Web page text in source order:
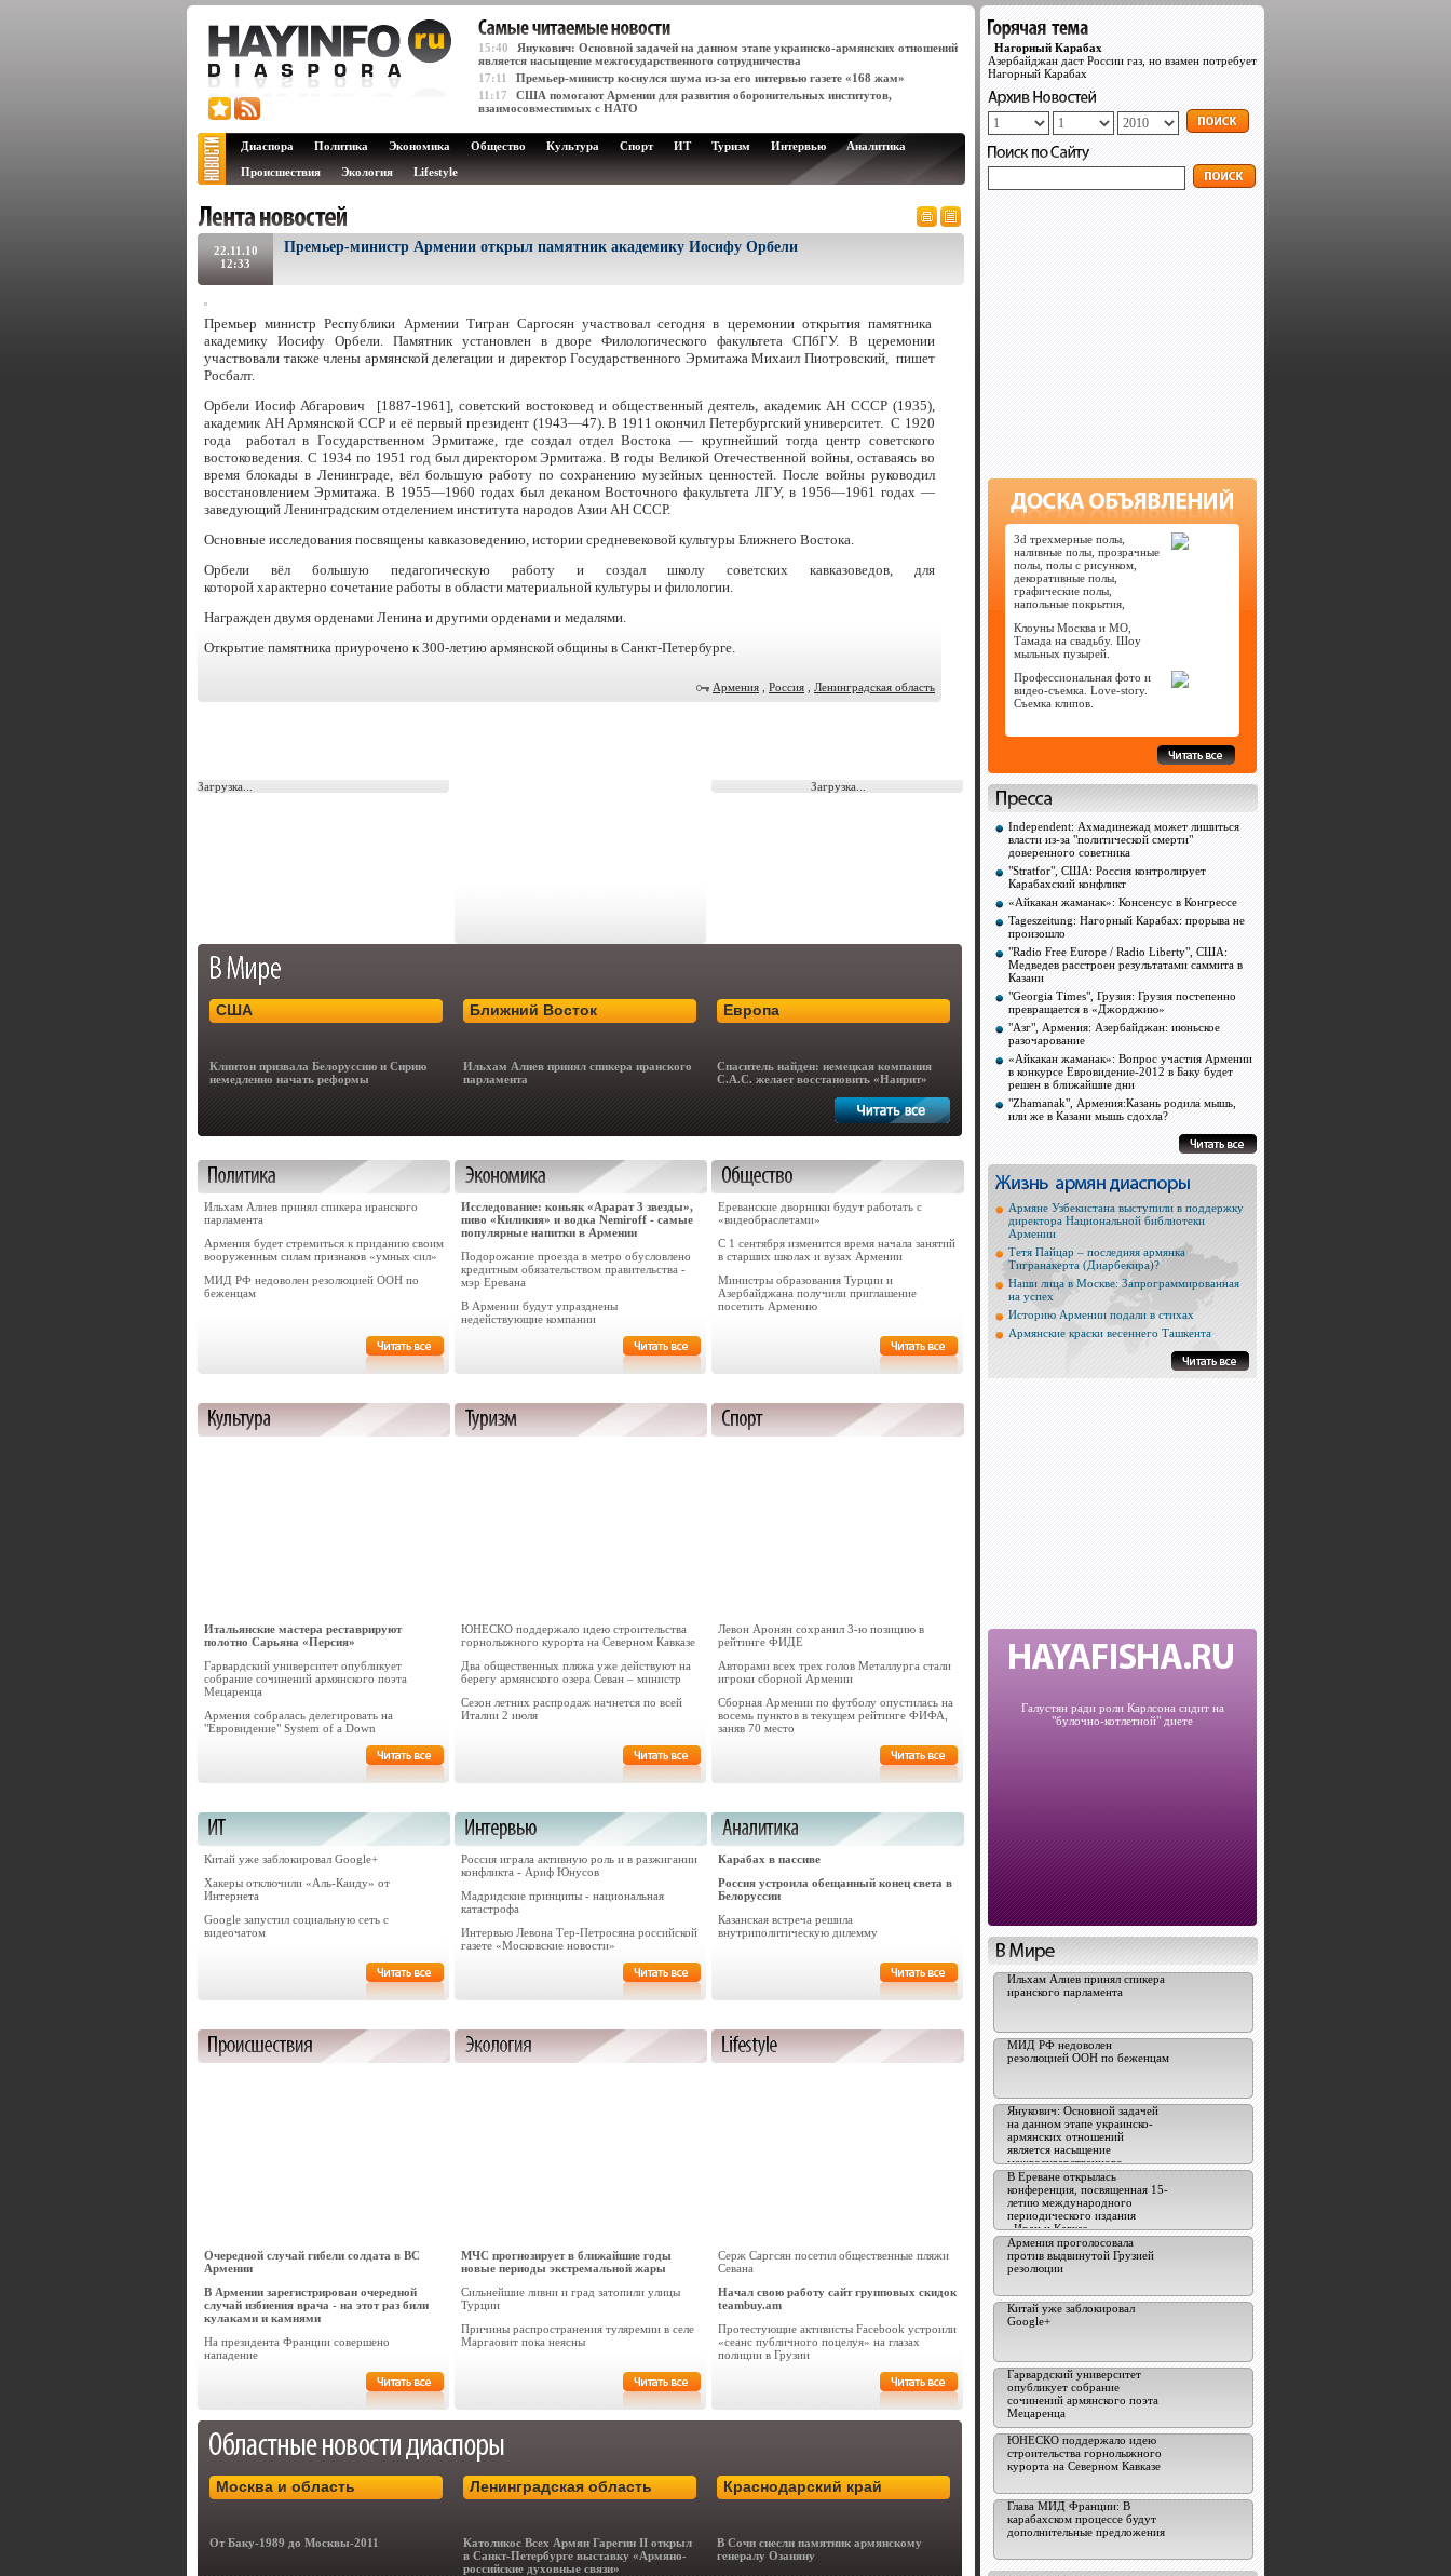
15:40
Янукович: Основной задачей на данном этапе украинско-армянских отношений
является насыщение межгосударственного сотрудничества
17:11
Премьер-министр коснулся шума из-за его интервью газете «168 жам»
11:17
США помогают Армении для развития оборонительных институтов,
взаимосовместимых с НАТО
Диаспора Политика Экономика Общество Культура Спорт ИТ Туризм Интервью
Аналитика
Происшествия
Экология Lifestyle
22.11.10
12:33
Премьер-министр Армении открыл памятник академику Иосифу Орбели
Премьер министр Республики Армении Тигран Саргосян участвовал сегодня в церемонии открытия памятника
академику Иосифу Орбели. Памятник установлен в дворе Филологического факультета СПбГУ. В церемонии
участвовали также члены армянской делегации и директор Государственного Эрмитажа Михаил Пиотровский, пишет
Росбалт.
Орбели Иосиф Абгарович [1887-1961], советский востоковед и общественный деятель, академик АН СССР (1935),
академик АН Армянской ССР и её первый президент (1943—47). В 1911 окончил Петербургский университет. С 1920
года работал в Государственном Эрмитаже, где создал отдел Востока — крупнейший тогда центр советского
востоковедения. С 1934 по 1951 год был директором Эрмитажа. В годы Великой Отечественной войны, оставаясь во
время блокады в Ленинграде, вёл большую работу по сохранению музейных ценностей. После войны руководил
восстановлением Эрмитажа. В 1955—1960 годах был деканом Восточного факультета ЛГУ, в 1956—1961 годах —
заведующий Ленинградским отделением института народов Азии АН СССР.
Основные исследования посвящены кавказоведению, истории средневековой культуры Ближнего Востока.
Орбели вёл большую педагогическую работу и создал школу советских кавказоведов, для
которой характерно сочетание работы в области материальной культуры и филологии.
Награжден двумя орденами Ленина и другими орденами и медалями.
Открытие памятника приурочено к 300-летию армянской общины в Санкт-Петербурге.
Армения Россия Ленинградская область
Загрузка... Загрузка...
США
Клинтон призвала Белоруссию и Сирию
немедленно начать реформы
Ближний Восток
Ильхам Алиев принял спикера иранского
парламента
Европа
Спаситель найден: немецкая компания
C.A.C. желает восстановить «Наирит»
Ильхам Алиев принял спикера иранского
парламента
Армения будет стремиться к приданию своим
вооруженным силам признаков «умных сил»
МИД РФ недоволен резолюцией ООН по
беженцам
Исследование: коньяк «Арарат 3 звезды»,
пиво «Киликия» и водка Nemiroff - самые
популярные напитки в Армении
Подорожание проезда в метро обусловлено
кредитным обязательством правительства -
мэр Еревана
В Армении будут упразднены
недействующие компании
Ереванские дворники будут работать с
«видеобраслетами»
С 1 сентября изменится время начала занятий
в старших школах и вузах Армении
Министры образования Турции и
Азербайджана получили приглашение
посетить Армению
Итальянские мастера реставрируют
полотно Сарьяна «Персия»
Гарвардский университет опубликует
собрание сочинений армянского поэта
Мецаренца
Армения собралась делегировать на
"Евровидение" System of a Down
ЮНЕСКО поддержало идею строительства
горнолыжного курорта на Северном Кавказе
Два общественных пляжа уже действуют на
берегу армянского озера Севан – министр
Сезон летних распродаж начнется по всей
Италии 2 июля
Левон Аронян сохранил 3-ю позицию в
рейтинге ФИДЕ
Авторами всех трех голов Металлурга стали
игроки сборной Армении
Сборная Армении по футболу опустилась на
восемь пунктов в текущем рейтинге ФИФА,
заняв 70 место
Китай уже заблокировал Google+
Хакеры отключили «Аль-Каиду» от
Интернета
Google запустил социальную сеть с
видеочатом
Россия играла активную роль и в разжигании
конфликта - Ариф Юнусов
Мадридские принципы - национальная
катастрофа
Интервью Левона Тер-Петросяна российской
газете «Московские новости»
Карабах в пассиве
Россия устроила обещанный конец света в
Белоруссии
Казанская встреча решила
внутриполитическую дилемму
Очередной случай гибели солдата в ВС
Армении
В Армении зарегистрирован очередной
случай избиения врача - на этот раз били
кулаками и камнями
На президента Франции совершено
нападение
МЧС прогнозирует в ближайшие годы
новые периоды экстремальной жары
Сильнейшие ливни и град затопили улицы
Турции
Причины распространения туляремии в селе
Маргаовит пока неясны
Серж Саргсян посетил общественные пляжи
Севана
Начал свою работу сайт групповых скидок
teambuy.am
Протестующие активисты Facebook устроили
«сеанс публичного поцелуя» на глазах
полиции в Грузии
Москва и область
От Баку-1989 до Москвы-2011
Ленинградская область
Католикос Всех Армян Гарегин II открыл
в Санкт-Петербурге выставку «Армяно-
российские духовные связи»
Краснодарский край
В Сочи снесли памятник армянскому
генералу Озаняну
Нагорный Карабах
Азербайджан даст России газ, но взамен потребует
Нагорный Карабах
3d трехмерные полы,
наливные полы, прозрачные
полы, полы с рисунком,
декоративные полы,
графические полы,
напольные покрытия,
Клоуны Москва и МО,
Тамада на свадьбу. Шоу
мыльных пузырей.
Профессиональная фото и
видео-съемка. Love-story.
Съемка клипов.
Independent: Ахмадинежад может лишиться
власти из-за "политической смерти"
доверенного советника
"Stratfor", США: Россия контролирует
Карабахский конфликт
«Айкакан жаманак»: Консенсус в Конгрессе
Tageszeitung: Нагорный Карабах: прорыва не
произошло
"Radio Free Europe / Radio Liberty", США:
Медведев расстроен результатами саммита в
Казани
"Georgia Times", Грузия: Грузия постепенно
превращается в «Джорджию»
"Азг", Армения: Азербайджан: июньское
разочарование
«Айкакан жаманак»: Вопрос участия Армении
в конкурсе Евровидение-2012 в Баку будет
решен в ближайшие дни
"Zhamanak", Армения:Казань родила мышь,
или же в Казани мышь сдохла?
Армяне Узбекистана выступили в поддержку
директора Национальной библиотеки
Армении
Тетя Пайцар – последняя армянка
Тигранакерта (Диарбекира)?
Наши лица в Москве: Запрограммированная
на успех
Историю Армении подали в стихах
Армянские краски весеннего Ташкента
Галустян ради роли Карлсона сидит на
"булочно-котлетной" диете
Ильхам Алиев принял спикера
иранского парламента
МИД РФ недоволен
резолюцией ООН по беженцам
Янукович: Основной задачей
на данном этапе украинско-
армянских отношений
является насыщение
межгосударственного
сотрудничества
В Ереване открылась
конференция, посвященная 15-
летию международного
периодического издания
«Иран и Кавказ»
Армения проголосовала
против выдвинутой Грузией
резолюции
Китай уже заблокировал
Google+
Гарвардский университет
опубликует собрание
сочинений армянского поэта
Мецаренца
ЮНЕСКО поддержало идею
строительства горнолыжного
курорта на Северном Кавказе
Глава МИД Франции: В
карабахском процессе будут
дополнительные предложения